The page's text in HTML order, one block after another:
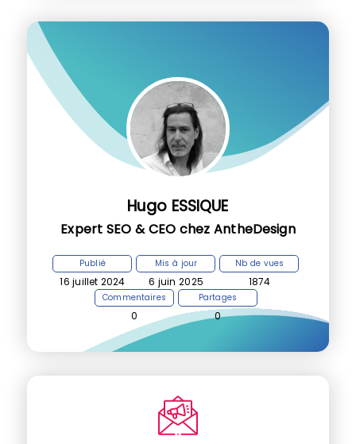
Hugo ESSIQUE
Expert SEO & CEO chez AntheDesign
Publié
16 juillet 2024
Mis à jour
6 juin 2025
Nb de vues
1874
Commentaires
0
Partages
0